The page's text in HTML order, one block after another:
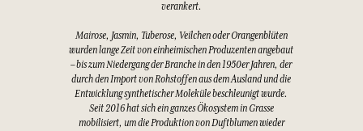
verankert.
Mairose, Jasmin, Tuberose, Veilchen oder Orangenblüten
wurden lange Zeit von einheimischen Produzenten angebaut
– bis zum Niedergang der Branche in den 1950er Jahren, der
durch den Import von Rohstoffen aus dem Ausland und die
Entwicklung synthetischer Moleküle beschleunigt wurde.
Seit 2016 hat sich ein ganzes Ökosystem in Grasse
mobilisiert, um die Produktion von Duftblumen wieder